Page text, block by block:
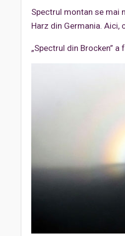
Spectrul montan se mai
Harz din Germania.
„Spectrul din Brocken”